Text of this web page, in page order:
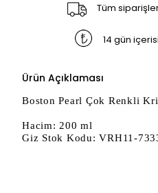
Tüm
14 gün
Ürün Açıklaması
Boston Pearl Çok Renkli
Hacim: 200 ml
Giz Stok Kodu: VRH11-